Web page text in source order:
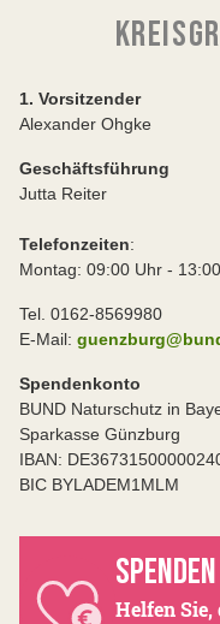
1. Vorsitzender
Alexander Ohgke
Geschäftsführung
Jutta Reiter
Telefonzeiten:
Montag: 09:00 Uhr -
Tel. 0162-8569980
E-Mail:
Spendenkonto
BUND Naturschutz in
Sparkasse Günzburg
IBAN:
BIC BYLADEM1MLM
SPENDEN
Helfen